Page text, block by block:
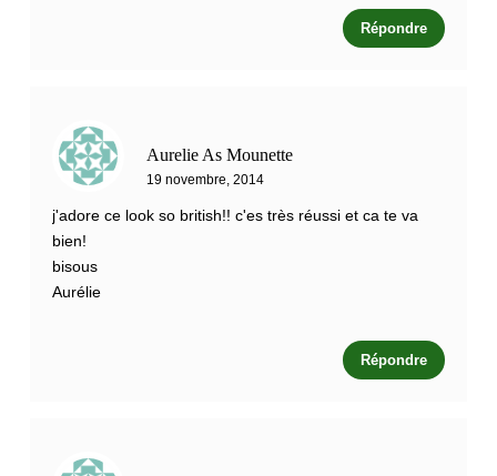
Répondre
Aurelie As Mounette
19 novembre, 2014
j'adore ce look so british!! c'es très réussi et ca te va
bien!
bisous
Aurélie
Répondre